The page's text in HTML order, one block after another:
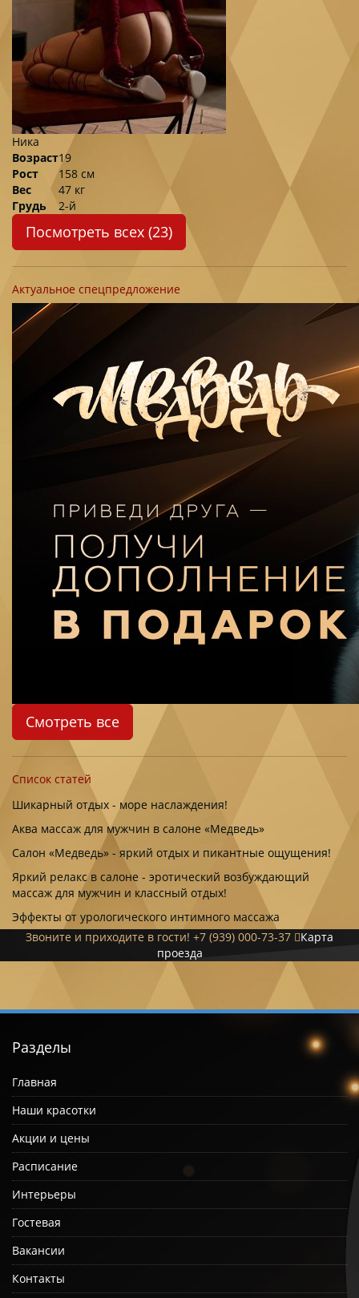
Ника
Возраст19
Рост
158 см
Вес
47 кг
Грудь
2-й
Посмотреть всех (23)
Актуальное спецпредложение
Смотреть все
Список статей
Шикарный отдых - море наслаждения!
Аква массаж для мужчин в салоне «Медведь»
Салон «Медведь» - яркий отдых и пикантные ощущения!
Яркий релакс в салоне - эротический возбуждающий
массаж для мужчин и классный отдых!
Эффекты от урологического интимного массажа
Звоните и приходите в гости! +7 (939) 000-73-37
Карта
проезда
Разделы
Главная
Наши красотки
Акции и цены
Расписание
Интерьеры
Гостевая
Вакансии
Контакты